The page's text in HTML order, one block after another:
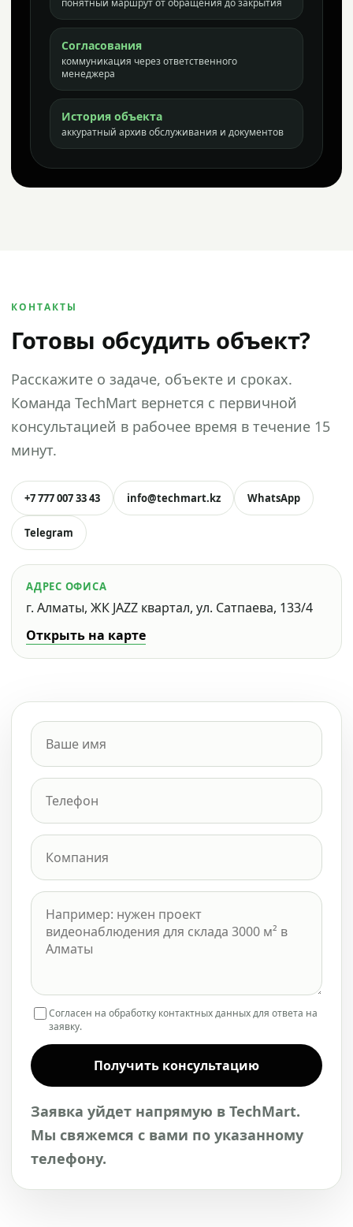
понятный маршрут от обращения до закрытия
Согласования
коммуникация через ответственного
менеджера
История объекта
аккуратный архив обслуживания и документов
КОНТАКТЫ
Готовы обсудить объект?
Расскажите о задаче, объекте и сроках.
Команда TechMart вернется с первичной
консультацией в рабочее время в течение 15
минут.
+7 777 007 33 43 info@techmart.kz WhatsApp
Telegram
АДРЕС ОФИСА
г. Алматы, ЖК JAZZ квартал, ул. Сатпаева, 133/4
Открыть на карте
Согласен на обработку контактных данных для ответа на
заявку.
Получить консультацию
Заявка уйдет напрямую в TechMart.
Мы свяжемся с вами по указанному
телефону.